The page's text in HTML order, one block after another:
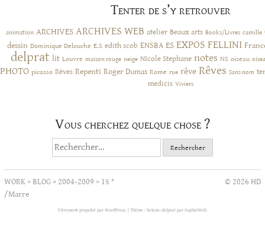
Tenter de s’y retrouver
animation ARCHIVES ARCHIVES WEB atelier Beaux arts Books/Livres camille
dessin Dominique Delouche E.S edith scob ENSBA ES EXPOS FELLINI
delprat lit Louvre maison rouge neige NIcole Stephane notes NS oiseau
PHOTO picasso Rêves Repenti Roger Dumas Rome rue rêve Rêves Sans nom
medicis Viviers
Vous cherchez quelque chose ?
Rechercher :
WORK>BLOG> 2004-2009 > 15 °
/Marre
© 2026 HD
Fièrement propulsé par WordPress. Thème : helene-delprat par SophieWeb.